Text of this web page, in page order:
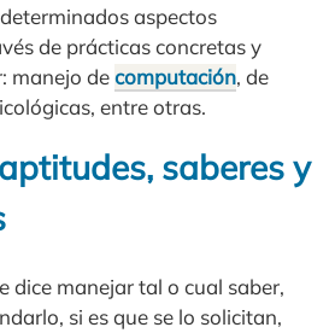
aspectos
de prácticas concretas y
manejo decomputación, de
entre otras.
saberes y
dice manejar tal o cual saber,
si es que se lo solicitan,